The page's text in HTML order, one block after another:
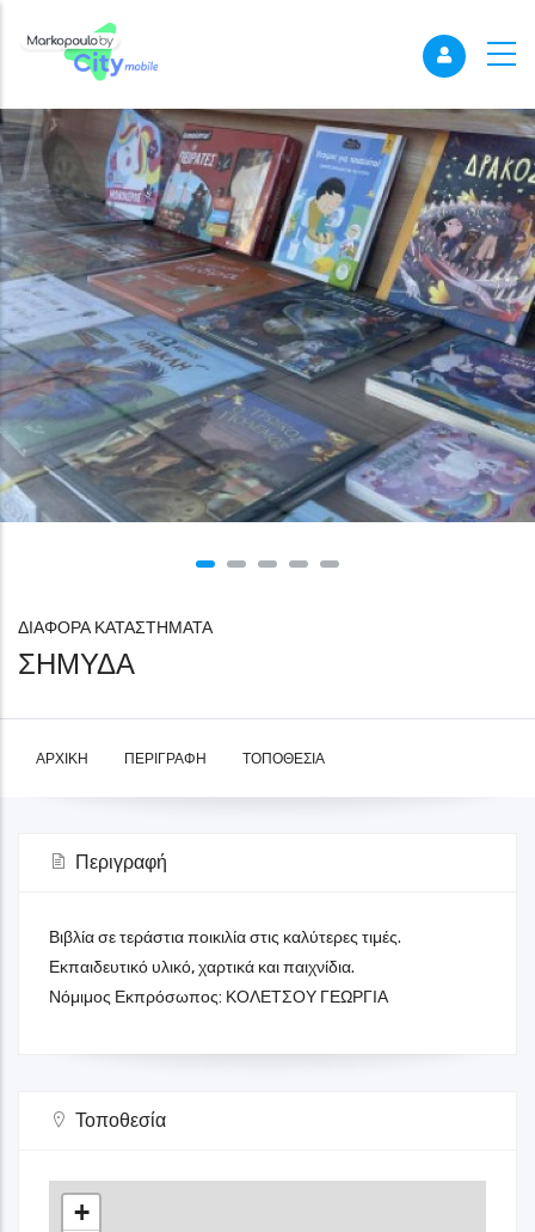
ΔΙΑΦΟΡΑ ΚΑΤΑΣΤΗΜΑΤΑ
ΣΗΜΥΔΑ
ΑΡΧΙΚΉ ΠΕΡΙΓΡΑΦΉ ΤΟΠΟΘΕΣΊΑ
Περιγραφή
Βιβλία σε τεράστια ποικιλία στις καλύτερες τιμές.
Εκπαιδευτικό υλικό, χαρτικά και παιχνίδια.
Νόμιμος Εκπρόσωπος: ΚΟΛΕΤΣΟΥ ΓΕΩΡΓΙΑ
Τοποθεσία
+